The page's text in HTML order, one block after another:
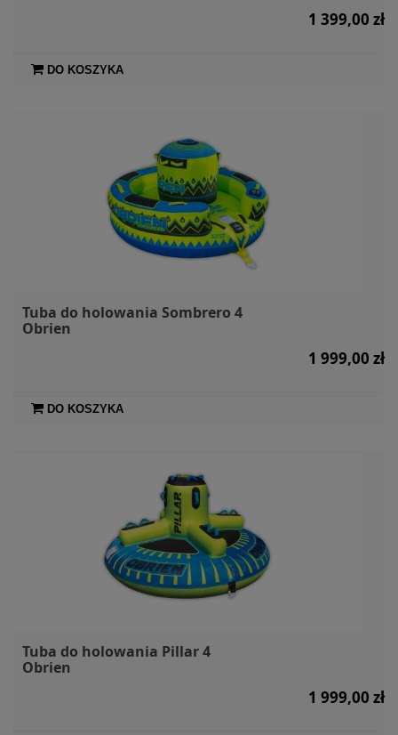
1 399,00 zł
DO KOSZYKA
Tuba do holowania Sombrero 4
Obrien
1 999,00 zł
DO KOSZYKA
Tuba do holowania Pillar 4
Obrien
1 999,00 zł